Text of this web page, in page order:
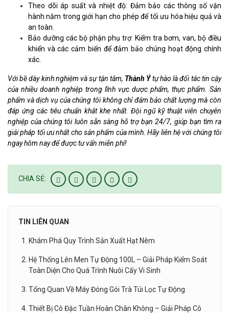
Theo dõi áp suất và nhiệt độ: Đảm bảo các thông số vận
hành nằm trong giới hạn cho phép để tối ưu hóa hiệu quả và
an toàn.
Bảo dưỡng các bộ phận phụ trợ: Kiểm tra bơm, van, bộ điều
khiển và các cảm biến để đảm bảo chúng hoạt động chính
xác.
Với bề dày kinh nghiệm và sự tận tâm, Thành Ýtự hào là đối tác tin cậy
của nhiều doanh nghiệp trong lĩnh vực dược phẩm, thực phẩm. Sản
phẩm và dịch vụ của chúng tôi không chỉ đảm bảo chất lượng mà còn
đáp ứng các tiêu chuẩn khắt khe nhất. Đội ngũ kỹ thuật viên chuyên
nghiệp của chúng tôi luôn sẵn sàng hỗ trợ bạn 24/7, giúp bạn tìm ra
giải pháp tối ưu nhất cho sản phẩm của mình. Hãy liên hệ với chúng tôi
ngay hôm nay để được tư vấn miễn phí!
CHIA SẺ:
TIN LIÊN QUAN
Khám Phá Quy Trình Sản Xuất Hạt Nêm
Hệ Thống Lên Men Tự Động 100L – Giải Pháp Kiểm Soát
Toàn Diện Cho Quá Trình Nuôi Cấy Vi Sinh
Tổng Quan Về Máy Đóng Gói Trà Túi Lọc Tự Động
Thiết Bị Cô Đặc Tuần Hoàn Chân Không – Giải Pháp Cô